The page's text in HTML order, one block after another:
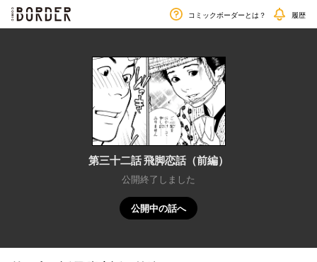
border
毎週金曜日更新!! コミックボーダーとは？ 履歴
第三十二話 飛脚恋話（前編）
公開終了しました
公開中の話へ